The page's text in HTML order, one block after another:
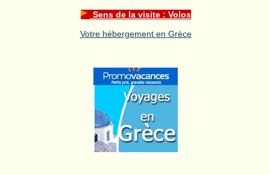
Sens de la visite : Volos
Votre hébergement en Grèce